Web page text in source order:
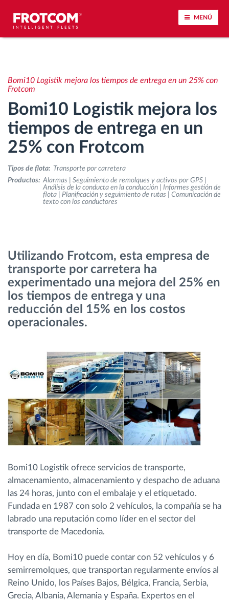
MENÚ
Análisis de la conducta en la conducción
Seguimiento del tiempo de conducción
Gestión de plantilla
Descarga remota del tacógrafo
Control de acceso
Planificación y seguimiento de rutas
Identificación automática del conductor
Descubrir todas las características
¿Cómo podemos ayudar en el control de la
actividad de su flota?
Calculadora de ahorro
Bomi10 Logistik mejora los tiempos de entrega en un 25% con
Frotcom
Bomi10 Logistik mejora los
tiempos de entrega en un
25% con Frotcom
Tipos de flota: Transporte por carretera
Productos: Alarmas | Seguimiento de remolques y activos por GPS |
Análisis de la conducta en la conducción | Informes gestión de
flota | Planificación y seguimiento de rutas | Comunicación de
texto con los conductores
Utilizando Frotcom, esta empresa de
transporte por carretera ha
experimentado una mejora del 25% en
los tiempos de entrega y una
reducción del 15% en los costos
operacionales.
Bomi10 Logistik ofrece servicios de transporte,
almacenamiento, almacenamiento y despacho de aduana
las 24 horas, junto con el embalaje y el etiquetado.
Fundada en 1987 con solo 2 vehículos, la compañía se ha
labrado una reputación como líder en el sector del
transporte de Macedonia.
Hoy en día, Bomi10 puede contar con 52 vehículos y 6
semirremolques, que transportan regularmente envíos al
Reino Unido, los Países Bajos, Bélgica, Francia, Serbia,
Grecia, Albania, Alemania y España. Expertos en el